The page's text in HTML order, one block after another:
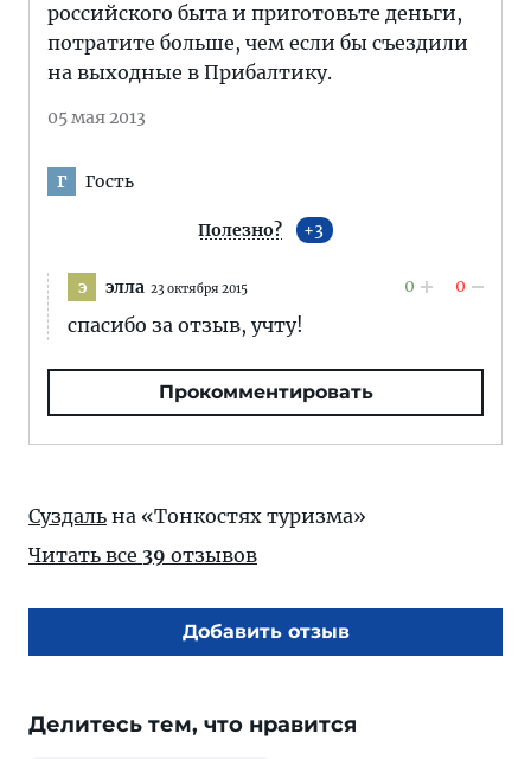
российского быта и приготовьте деньги,
потратите больше, чем если бы съездили
на выходные в Прибалтику.
05 мая 2013
Г Гость
Полезно? 3
э элла 23 октября 2015 0 0
спасибо за отзыв, учту!
Прокомментировать
Суздаль на «Тонкостях туризма»
Читать все 39 отзывов
Добавить отзыв
Делитесь тем, что нравится